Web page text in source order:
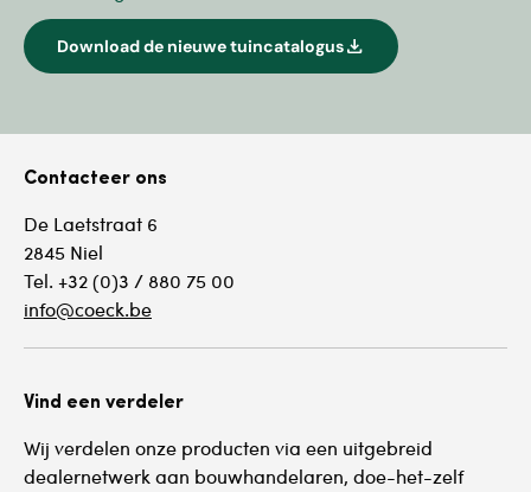
Download de nieuwe tuincatalogusdownload
Contacteer ons
De Laetstraat 6
2845 Niel
Tel. +32 (0)3 / 880 75 00
info@coeck.be
Vind een verdeler
Wij verdelen onze producten via een uitgebreid
dealernetwerk aan bouwhandelaren, doe-het-zelf